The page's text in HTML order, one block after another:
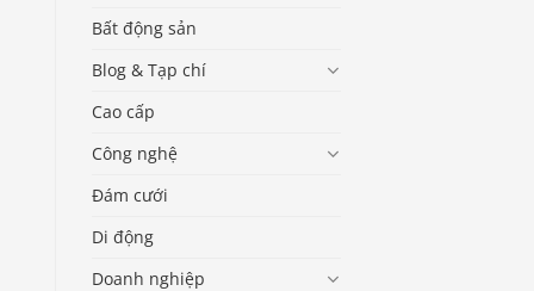
Bất động sản
Blog & Tạp chí
Cao cấp
Công nghệ
Đám cưới
Di động
Doanh nghiệp